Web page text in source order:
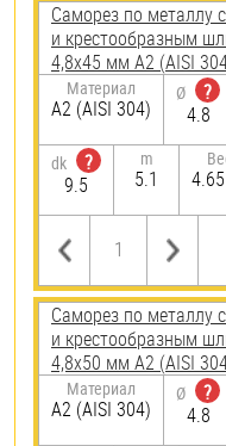
Саморез по металлу
и крестообразным
4,8х45 мм А2 (AISI
Материал
А2 (AISI 304)
Ø
?
4.8
dk
?
9.5
m
5.1
Саморез по металлу
и крестообразным
4,8х50 мм А2 (AISI
Материал
А2 (AISI 304)
Ø
?
4.8